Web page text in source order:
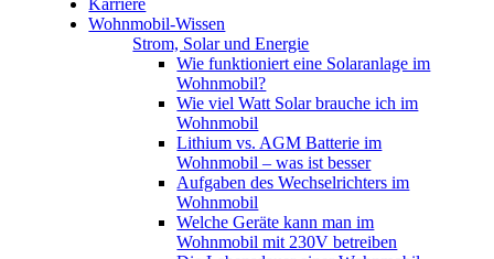
Karriere
Wohnmobil-Wissen
Strom, Solar und Energie
Wie funktioniert eine Solaranlage im
Wohnmobil?
Wie viel Watt Solar brauche ich im
Wohnmobil
Lithium vs. AGM Batterie im
Wohnmobil – was ist besser
Aufgaben des Wechselrichters im
Wohnmobil
Welche Geräte kann man im
Wohnmobil mit 230V betreiben